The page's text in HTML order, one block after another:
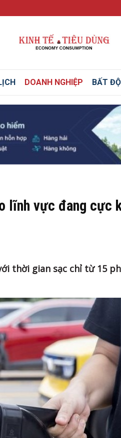
DOANH NGHIỆP BẤT
lĩnh vực đang cực
thời gian sạc chỉ từ 15